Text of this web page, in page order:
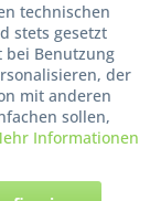
technischen
stets gesetzt
bei Benutzung
der
mit anderen
sollen,
Informationen